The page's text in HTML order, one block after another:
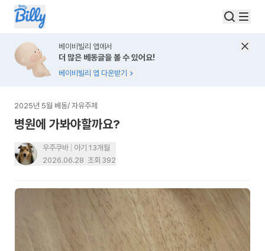
베이비빌리 앱에서
더 많은 베동글을 볼 수 있어요!
베이비빌리 앱 다운받기
2025년 5월 베동/ 자유주제
병원에 가봐야할까요?
우주쿠바
아기 13개월
2026.06.28 조회 392